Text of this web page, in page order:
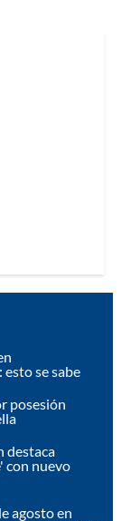
se sabe
posesión
destaca
con nuevo
agosto en